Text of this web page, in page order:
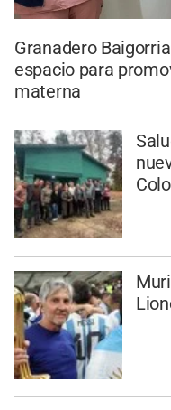
Granadero
espacio para
materna